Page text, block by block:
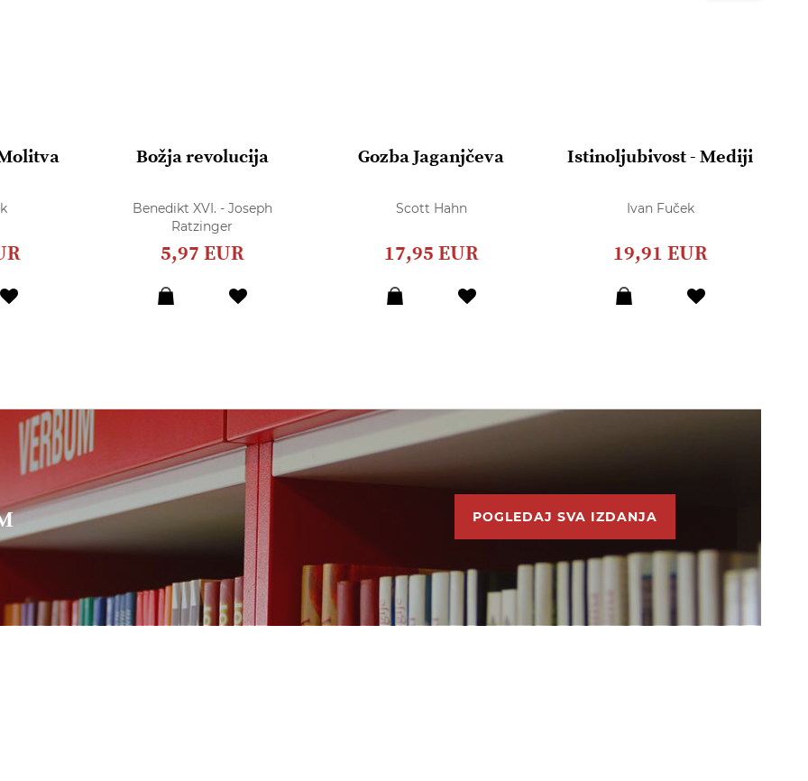
Božja revolucija
Benedikt XVI. - Joseph
Ratzinger
5,97 EUR
Gozba Jaganjčeva
Scott Hahn
17,95 EUR
Istinoljubivost - Mediji
Ivan Fuček
19,91 EUR
POGLEDAJ SVA IZDANJA